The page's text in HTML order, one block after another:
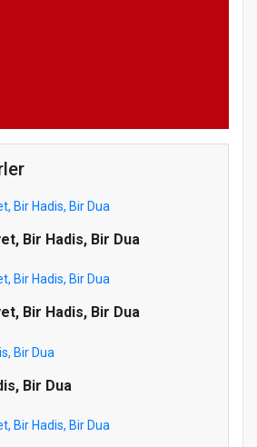
Bir Hadis, Bir Dua
Bir Hadis, Bir Dua
Bir Dua